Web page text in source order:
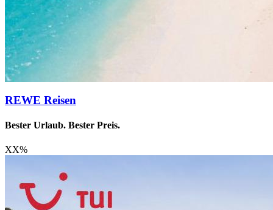
REWE Reisen
Bester Urlaub. Bester Preis.
XX%